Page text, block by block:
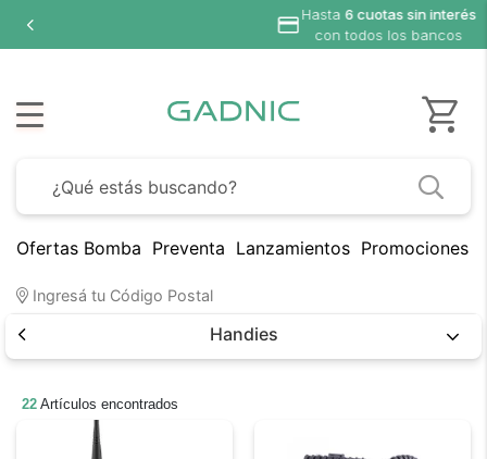
Ofertas Bomba Preventa Lanzamientos Promociones
Ingresá tu Código Postal
Handies
22 Artículos encontrados